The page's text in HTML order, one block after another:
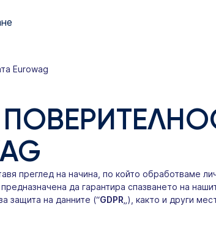
Eurowag
преглед на начина, по който обработваме
предназначена да гарантира спазването на
защита на данните (“GDPR „), както и други